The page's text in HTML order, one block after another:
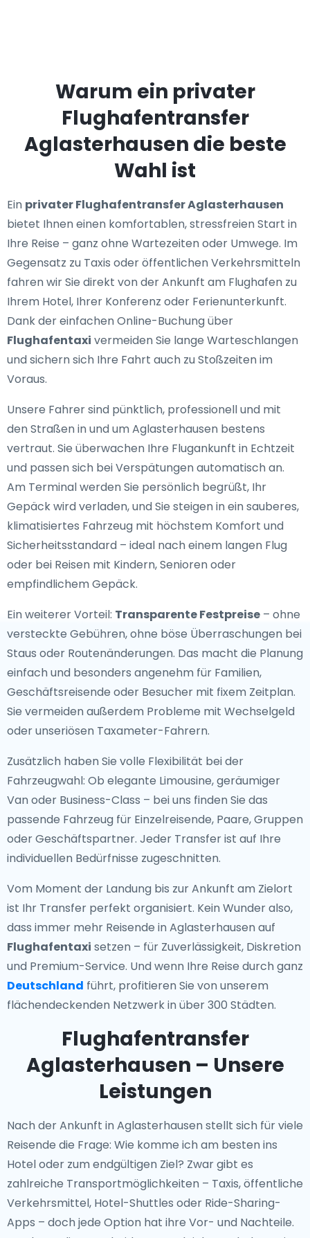
Warum ein privater
Flughafentransfer
Aglasterhausen die beste
Wahl ist
Ein privater Flughafentransfer Aglasterhausen
bietet Ihnen einen komfortablen, stressfreien Start in
Ihre Reise – ganz ohne Wartezeiten oder Umwege. Im
Gegensatz zu Taxis oder öffentlichen Verkehrsmitteln
fahren wir Sie direkt von der Ankunft am Flughafen zu
Ihrem Hotel, Ihrer Konferenz oder Ferienunterkunft.
Dank der einfachen Online-Buchung über
Flughafentaxi vermeiden Sie lange Warteschlangen
und sichern sich Ihre Fahrt auch zu Stoßzeiten im
Voraus.
Unsere Fahrer sind pünktlich, professionell und mit
den Straßen in und um Aglasterhausen bestens
vertraut. Sie überwachen Ihre Flugankunft in Echtzeit
und passen sich bei Verspätungen automatisch an.
Am Terminal werden Sie persönlich begrüßt, Ihr
Gepäck wird verladen, und Sie steigen in ein sauberes,
klimatisiertes Fahrzeug mit höchstem Komfort und
Sicherheitsstandard – ideal nach einem langen Flug
oder bei Reisen mit Kindern, Senioren oder
empfindlichem Gepäck.
Ein weiterer Vorteil: Transparente Festpreise – ohne
versteckte Gebühren, ohne böse Überraschungen bei
Staus oder Routenänderungen. Das macht die Planung
einfach und besonders angenehm für Familien,
Geschäftsreisende oder Besucher mit fixem Zeitplan.
Sie vermeiden außerdem Probleme mit Wechselgeld
oder unseriösen Taxameter-Fahrern.
Zusätzlich haben Sie volle Flexibilität bei der
Fahrzeugwahl: Ob elegante Limousine, geräumiger
Van oder Business-Class – bei uns finden Sie das
passende Fahrzeug für Einzelreisende, Paare, Gruppen
oder Geschäftspartner. Jeder Transfer ist auf Ihre
individuellen Bedürfnisse zugeschnitten.
Vom Moment der Landung bis zur Ankunft am Zielort
ist Ihr Transfer perfekt organisiert. Kein Wunder also,
dass immer mehr Reisende in Aglasterhausen auf
Flughafentaxi setzen – für Zuverlässigkeit, Diskretion
und Premium-Service. Und wenn Ihre Reise durch ganz
Deutschland führt, profitieren Sie von unserem
flächendeckenden Netzwerk in über 300 Städten.
Flughafentransfer
Aglasterhausen – Unsere
Leistungen
Nach der Ankunft in Aglasterhausen stellt sich für viele
Reisende die Frage: Wie komme ich am besten ins
Hotel oder zum endgültigen Ziel? Zwar gibt es
zahlreiche Transportmöglichkeiten – Taxis, öffentliche
Verkehrsmittel, Hotel-Shuttles oder Ride-Sharing-
Apps – doch jede Option hat ihre Vor- und Nachteile.